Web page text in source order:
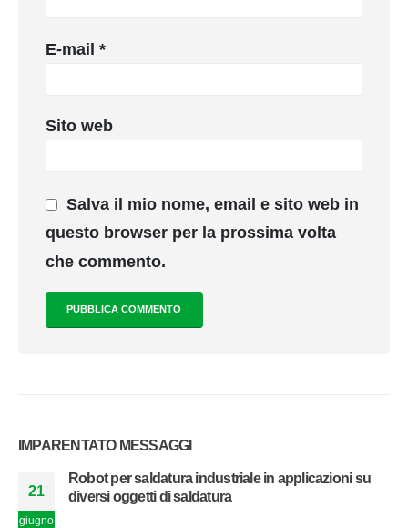
E-mail *
Sito web
Salva il mio nome, email e sito web in
questo browser per la prossima volta
che commento.
IMPARENTATO MESSAGGI
21
giugno
Robot per saldatura industriale in applicazioni su
diversi oggetti di saldatura